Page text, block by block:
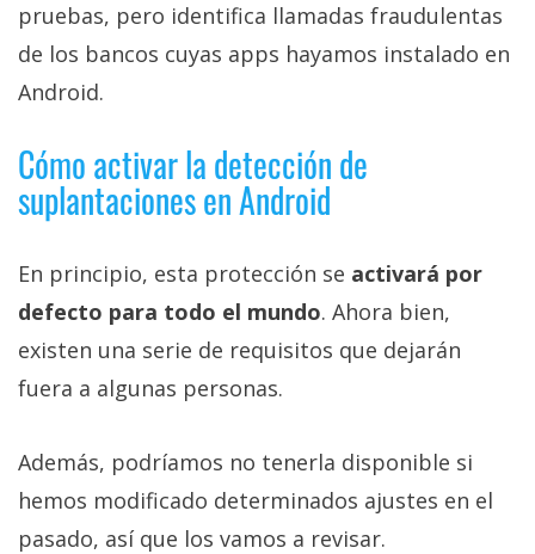
pruebas, pero identifica llamadas fraudulentas
de los bancos cuyas apps hayamos instalado en
Android.
Cómo activar la detección de
suplantaciones en Android
En principio, esta protección se activará por
defecto para todo el mundo. Ahora bien,
existen una serie de requisitos que dejarán
fuera a algunas personas.
Además, podríamos no tenerla disponible si
hemos modificado determinados ajustes en el
pasado, así que los vamos a revisar.